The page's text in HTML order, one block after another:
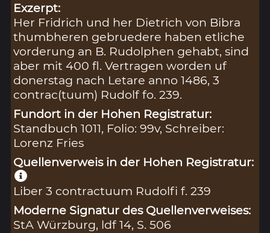
Exzerpt:
Her Fridrich und her Dietrich von Bibra
thumbheren gebruedere haben etliche
vorderung an B. Rudolphen gehabt, sind
aber mit 400 fl. Vertragen worden uf
donerstag nach Letare anno 1486, 3
contrac(tuum) Rudolf fo. 239.
Fundort in der Hohen Registratur:
Standbuch 1011, Folio: 99v, Schreiber:
Lorenz Fries
Quellenverweis in der Hohen Registratur:
Liber 3 contractuum Rudolfi f. 239
Moderne Signatur des Quellenverweises:
StA Würzburg, ldf 14, S. 506